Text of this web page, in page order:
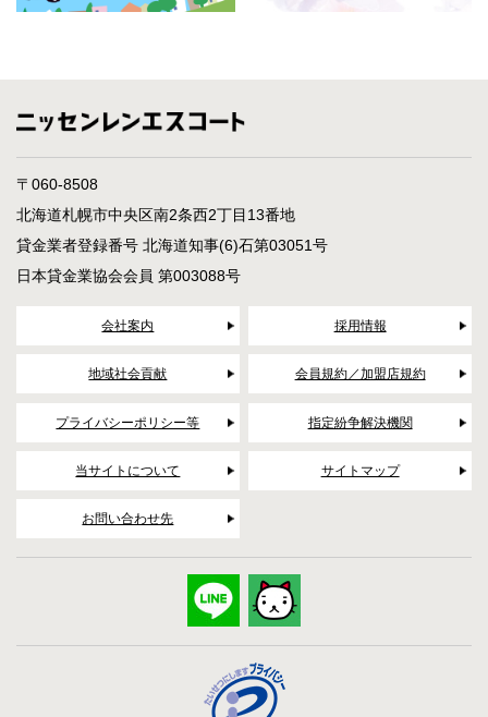
〒060-8508
北海道札幌市中央区南2条西2丁目13番地
貸金業者登録番号 北海道知事(6)石第03051号
日本貸金業協会会員 第003088号
会社案内 採用情報
地域社会貢献 会員規約／加盟店規約
プライバシーポリシー等 指定紛争解決機関
当サイトについて サイトマップ
お問い合わせ先